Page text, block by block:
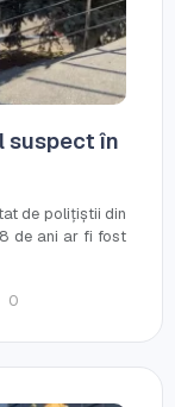
suspect în
de polițiștii din
de ani ar fi fost
0